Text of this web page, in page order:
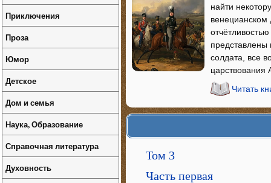
найти
венецианском
представлены
солдата, все
царствования
Читать
Том 3
Часть первая
Приключения
Проза
Юмор
Детское
Дом и семья
Наука, Образование
Справочная литература
Духовность